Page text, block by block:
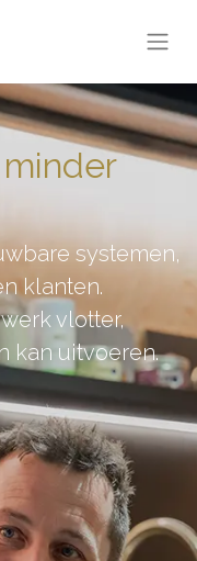
minder
systemen,
klanten.
vlotter,
kan uitvoeren.